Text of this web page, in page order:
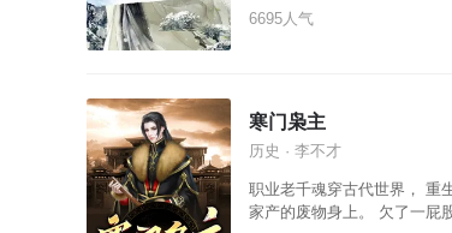
兴医所，建药局，为民造福。
案，也是他侦破。且莫说行高
非之？且看他一手拿刀，一手
杀之人，救可救之人……
6695人气
寒门枭主
历史 · 李不才
职业老千魂穿古代世界， 重
家产的废物身上。 欠了一屁